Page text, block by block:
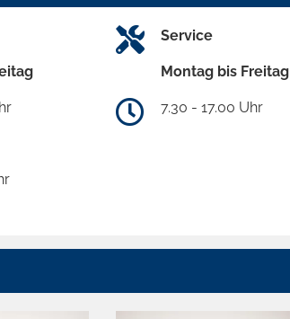
Service
Montag bis Freitag
7.30 - 17.00 Uhr